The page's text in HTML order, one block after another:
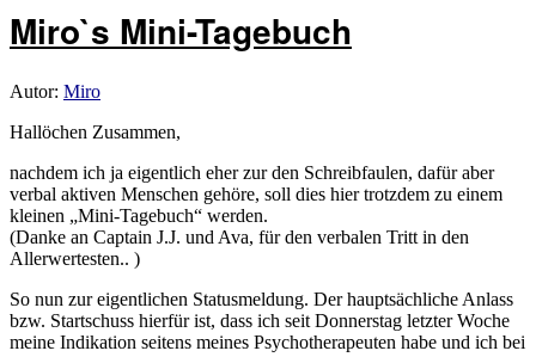
Miro`s Mini-Tagebuch
Autor: Miro
Hallöchen Zusammen,
nachdem ich ja eigentlich eher zur den Schreibfaulen, dafür aber
verbal aktiven Menschen gehöre, soll dies hier trotzdem zu einem
kleinen „Mini-Tagebuch“ werden.
(Danke an Captain J.J. und Ava, für den verbalen Tritt in den
Allerwertesten.. )
So nun zur eigentlichen Statusmeldung. Der hauptsächliche Anlass
bzw. Startschuss hierfür ist, dass ich seit Donnerstag letzter Woche
meine Indikation seitens meines Psychotherapeuten habe und ich bei